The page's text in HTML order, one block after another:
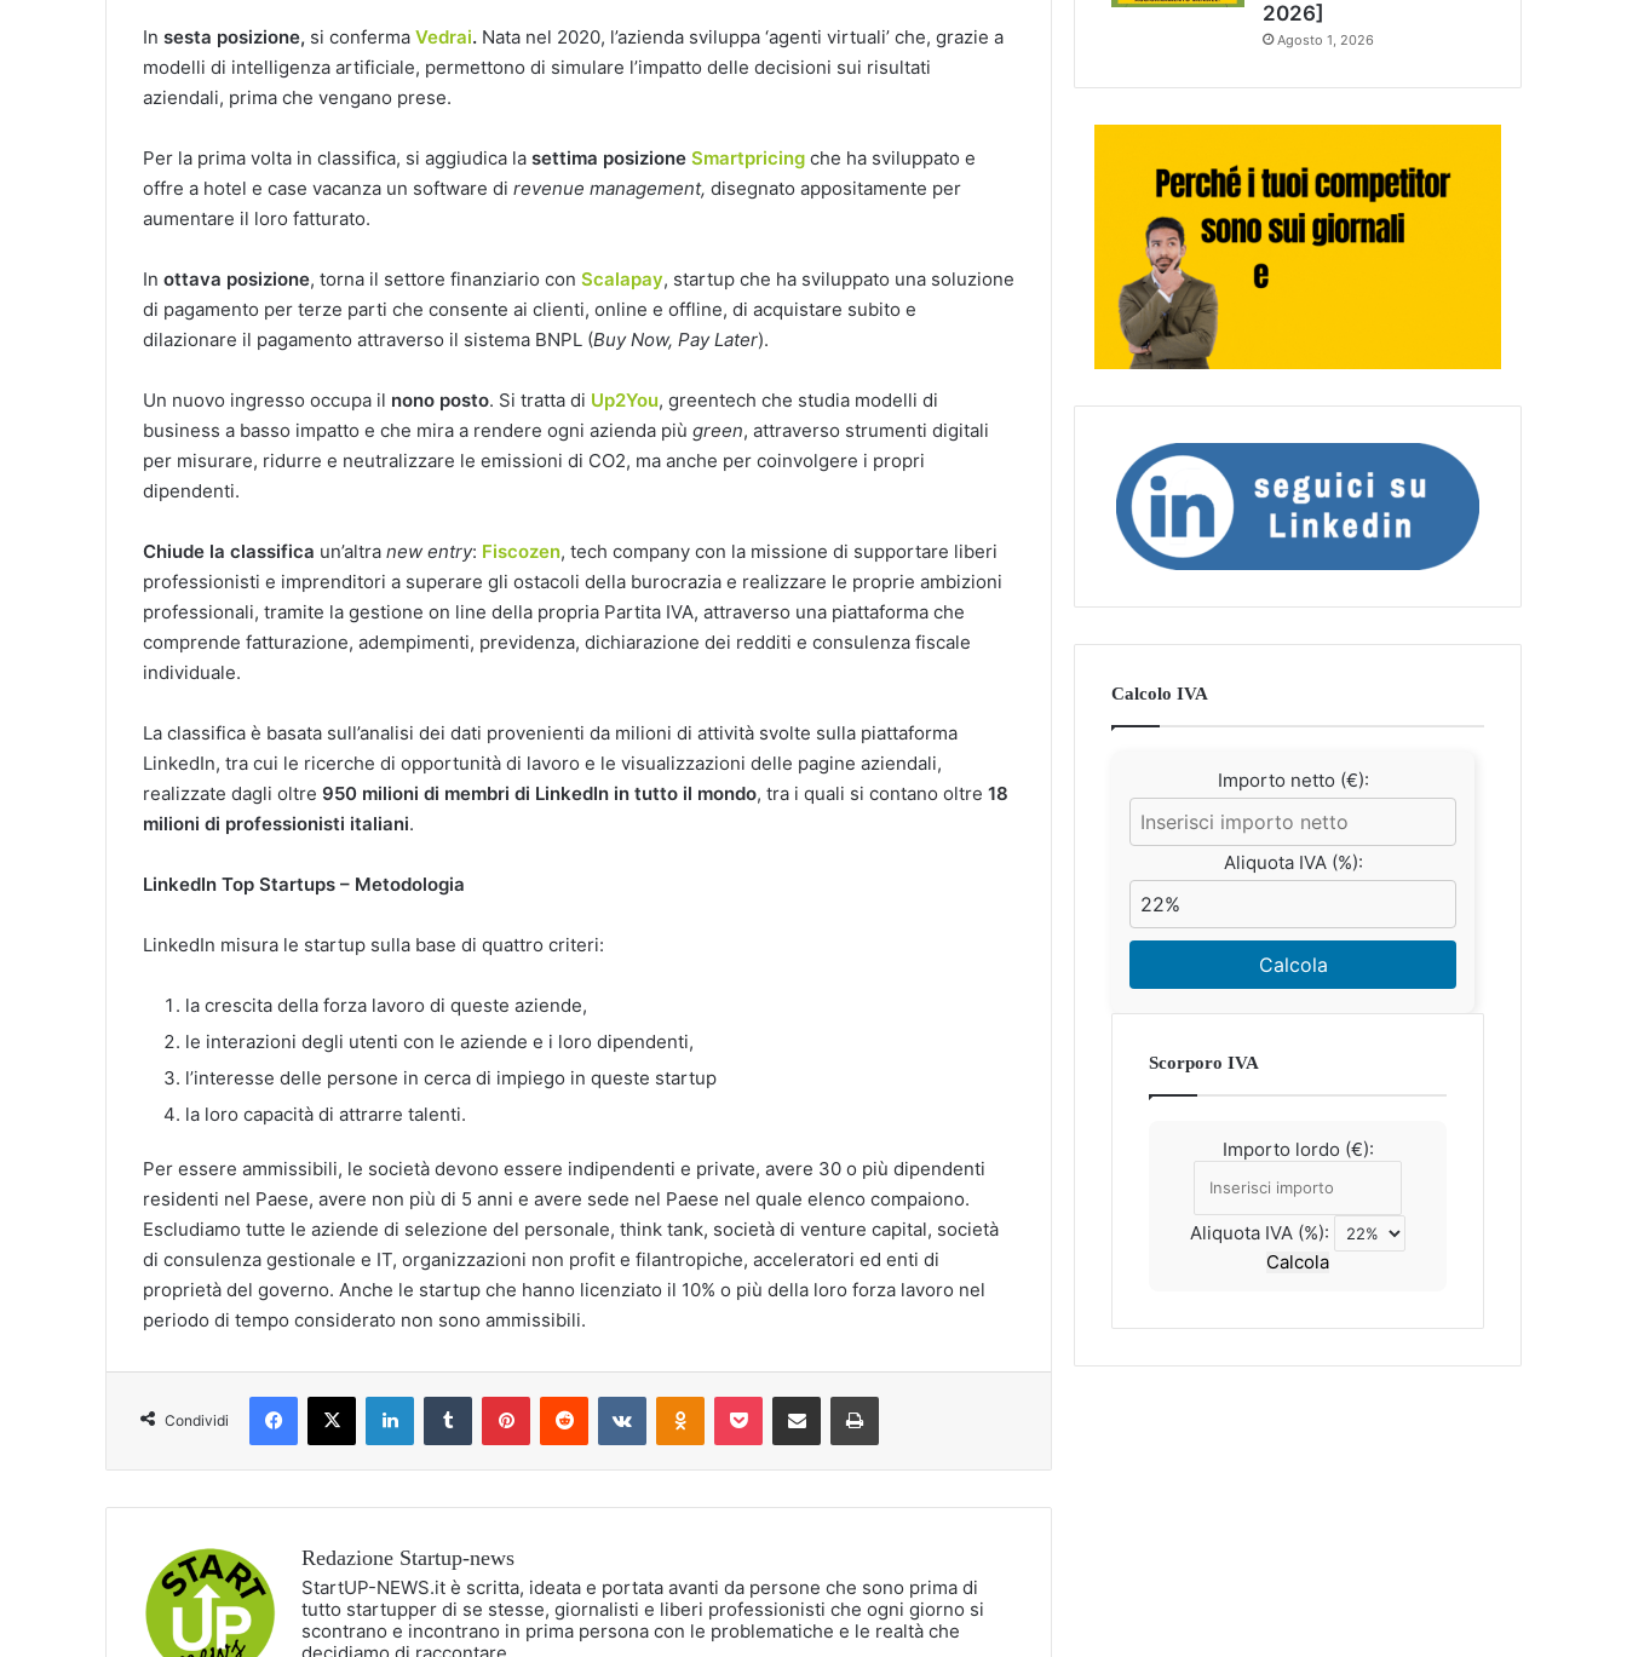
In sesta posizione, si conferma Vedrai. Nata nel 2020, l’azienda sviluppa ‘agenti virtuali’ che, grazie a
modelli di intelligenza artificiale, permettono di simulare l’impatto delle decisioni sui risultati
aziendali, prima che vengano prese.
Per la prima volta in classifica, si aggiudica la settima posizione Smartpricing che ha sviluppato e
offre a hotel e case vacanza un software di revenue management, disegnato appositamente per
aumentare il loro fatturato.
In ottava posizione, torna il settore finanziario con Scalapay, startup che ha sviluppato una soluzione
di pagamento per terze parti che consente ai clienti, online e offline, di acquistare subito e
dilazionare il pagamento attraverso il sistema BNPL (Buy Now, Pay Later).
Un nuovo ingresso occupa il nono posto. Si tratta di Up2You, greentech che studia modelli di
business a basso impatto e che mira a rendere ogni azienda più green, attraverso strumenti digitali
per misurare, ridurre e neutralizzare le emissioni di CO2, ma anche per coinvolgere i propri
dipendenti.
Chiude la classifica un’altra new entry: Fiscozen, tech company con la missione di supportare liberi
professionisti e imprenditori a superare gli ostacoli della burocrazia e realizzare le proprie ambizioni
professionali, tramite la gestione on line della propria Partita IVA, attraverso una piattaforma che
comprende fatturazione, adempimenti, previdenza, dichiarazione dei redditi e consulenza fiscale
individuale.
La classifica è basata sull’analisi dei dati provenienti da milioni di attività svolte sulla piattaforma
LinkedIn, tra cui le ricerche di opportunità di lavoro e le visualizzazioni delle pagine aziendali,
realizzate dagli oltre 950 milioni di membri di LinkedIn in tutto il mondo, tra i quali si contano oltre 18
milioni di professionisti italiani.
LinkedIn Top Startups – Metodologia
LinkedIn misura le startup sulla base di quattro criteri:
la crescita della forza lavoro di queste aziende,
le interazioni degli utenti con le aziende e i loro dipendenti,
l’interesse delle persone in cerca di impiego in queste startup
la loro capacità di attrarre talenti.
Per essere ammissibili, le società devono essere indipendenti e private, avere 30 o più dipendenti
residenti nel Paese, avere non più di 5 anni e avere sede nel Paese nel quale elenco compaiono.
Escludiamo tutte le aziende di selezione del personale, think tank, società di venture capital, società
di consulenza gestionale e IT, organizzazioni non profit e filantropiche, acceleratori ed enti di
proprietà del governo. Anche le startup che hanno licenziato il 10% o più della loro forza lavoro nel
periodo di tempo considerato non sono ammissibili.
Condividi
Facebook
X LinkedInTumblrPinterestRedditVKontakteOdnoklassniki
PocketCondividi via Email Stampa
Redazione Startup-news
StartUP-NEWS.it è scritta, ideata e portata avanti da persone che sono prima di
tutto startupper di se stesse, giornalisti e liberi professionisti che ogni giorno si
scontrano e incontrano in prima persona con le problematiche e le realtà che
2026]
Agosto 1, 2026
Calcolo IVA
Importo netto (€):
Aliquota IVA (%):
Calcola
Scorporo IVA
Importo lordo (€):
Aliquota IVA (%):
Calcola